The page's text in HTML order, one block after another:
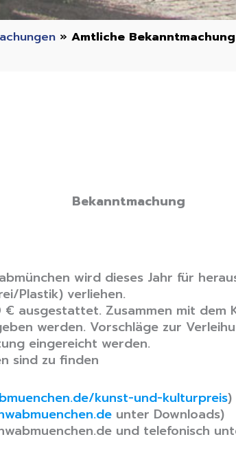
» Amtliche
Bekanntmachung
wird dieses Jahr für
Plastik) verliehen.
ausgestattet. Zusammen mit dem
werden. Vorschläge zur
eingereicht werden.
sind zu finden
kunst-und-kulturpreis)
unter Downloads)
und telefonisch